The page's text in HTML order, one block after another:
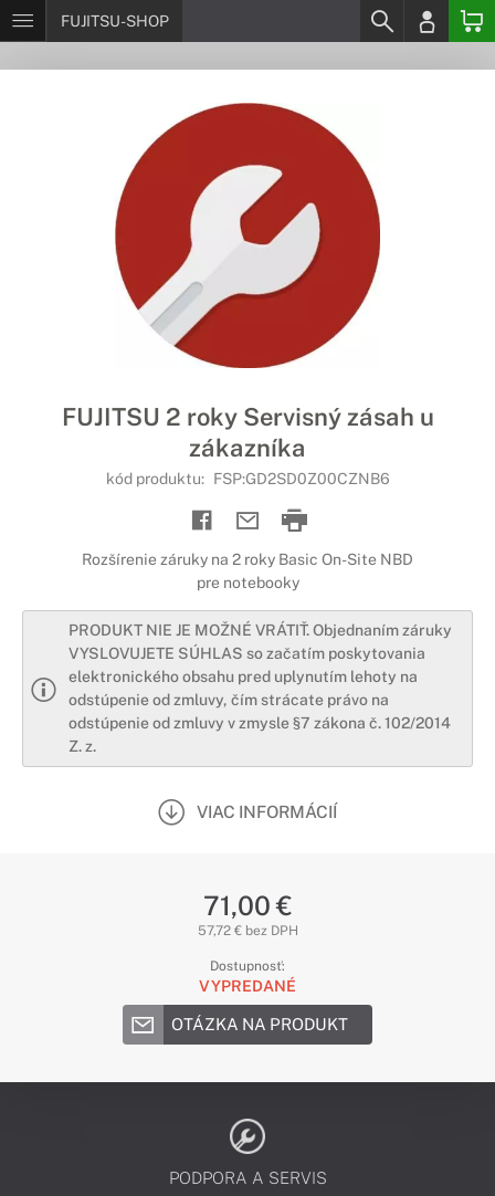
FUJITSU-SHOP
FUJITSU 2 roky Servisný zásah u
zákazníka
kód produktu: FSP:GD2SD0Z00CZNB6
Rozšírenie záruky na 2 roky Basic On-Site NBD
pre notebooky
PRODUKT NIE JE MOŽNÉ VRÁTIŤ. Objednaním záruky
VYSLOVUJETE SÚHLAS so začatím poskytovania
elektronického obsahu pred uplynutím lehoty na
odstúpenie od zmluvy, čím strácate právo na
odstúpenie od zmluvy v zmysle §7 zákona č. 102/2014
Z. z.
VIAC INFORMÁCIÍ
71,00 €
57,72 € bez DPH
Dostupnosť:
VYPREDANÉ
OTÁZKA NA PRODUKT
PODPORA A SERVIS